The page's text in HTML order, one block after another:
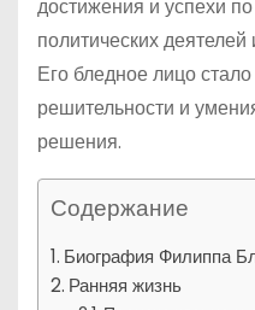
достижения и успехи
политических
Его бледное лицо
решительности и
решения.
Содержание
Биография Филиппа
Ранняя жизнь